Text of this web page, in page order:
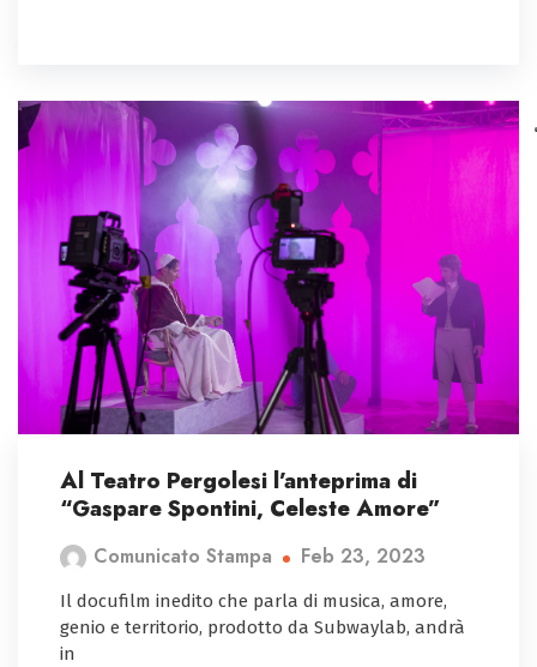
Al Teatro Pergolesi l’anteprima di
“Gaspare Spontini, Celeste Amore”
Comunicato Stampa Feb 23, 2023
Il docufilm inedito che parla di musica, amore,
genio e territorio, prodotto da Subwaylab, andrà
in